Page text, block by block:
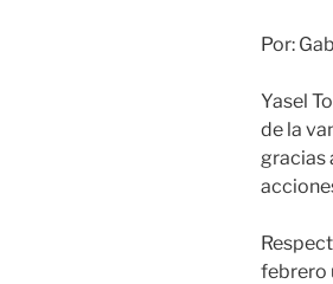
Por:
Yasel
de la
gracias
febrero